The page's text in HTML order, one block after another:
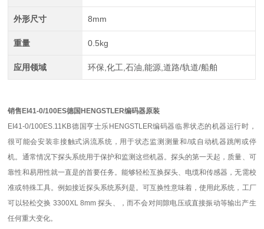
外形尺寸 8mm
重量 0.5kg
应用领域 环保,化工,石油,能源,道路/轨道/船舶
销售EI41-0/100ES德国HENGSTLER编码器原装
EI41-0/100ES.11KB德国亨士乐HENGSTLER编码器临界状态的机器运行时，
很可能会安装非接触式涡流系统，用于状态监测测量和/或自动机器跳闸或停
机。通常情况下探头系统用于保护和监测这些机器。探头的第一天起，质量、可
靠性和易用性就一直是的首要任务。能够轻松互换探头、电缆和传感器，无需校
准或特殊工具。例如接近探头系统系列是。可互换性意味着，使用此系统，工厂
可以轻松交换 3300XL 8mm 探头、，而不会对间隙电压或直接振动等输出产生
任何重大变化。